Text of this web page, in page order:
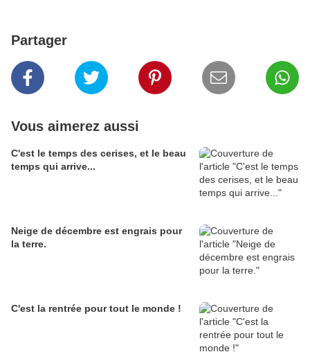
Partager
Vous aimerez aussi
C'est le temps des cerises, et le beau
temps qui arrive...
Neige de décembre est engrais pour
la terre.
C'est la rentrée pour tout le monde !